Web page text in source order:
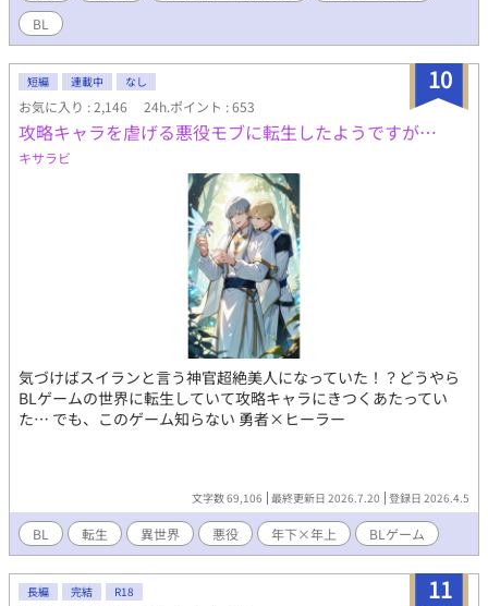
BL
10
短編 連載中 なし
お気に入り : 2,146 24h.ポイント : 653
攻略キャラを虐げる悪役モブに転生したようですが…
キサラビ
気づけばスイランと言う神官超絶美人になっていた！？どうやら
BLゲームの世界に転生していて攻略キャラにきつくあたってい
た… でも、このゲーム知らない 勇者×ヒーラー
文字数 69,106 最終更新日 2026.7.20 登録日 2026.4.5
BL 転生 異世界 悪役 年下×年上 BLゲーム
11
長編 完結 R18